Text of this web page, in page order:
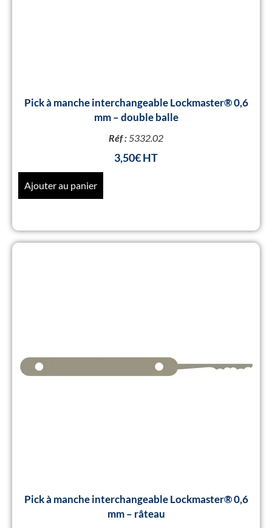
Pick à manche interchangeable Lockmaster® 0,6
mm – double balle
Réf :5332.02
3,50€
Ajouter au panier
Pick à manche interchangeable Lockmaster® 0,6
mm – râteau